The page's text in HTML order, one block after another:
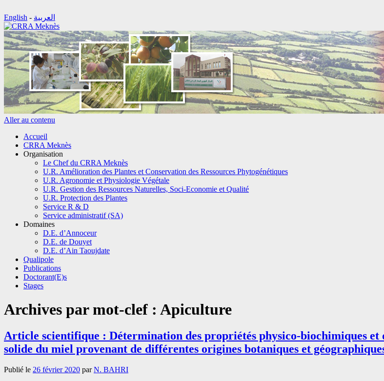
English - العربية
Aller au contenu
Accueil
CRRA Meknès
Organisation
Le Chef du CRRA Meknès
U.R. Amélioration des Plantes et Conservation des Ressources Phytogénétiques
U.R. Agronomie et Physiologie Végétale
U.R. Gestion des Ressources Naturelles, Soci-Economie et Qualité
U.R. Protection des Plantes
Service R & D
Service administratif (SA)
Domaines
D.E. d’Annoceur
D.E. de Douyet
D.E. d’Ain Taoujdate
Qualipole
Publications
Doctorant(E)s
Stages
Archives par mot-clef : Apiculture
Article scientifique : Détermination des propriétés physico-biochimiques et
solide du miel provenant de différentes origines botaniques et
Publié le 26 février 2020 par N. BAHRI